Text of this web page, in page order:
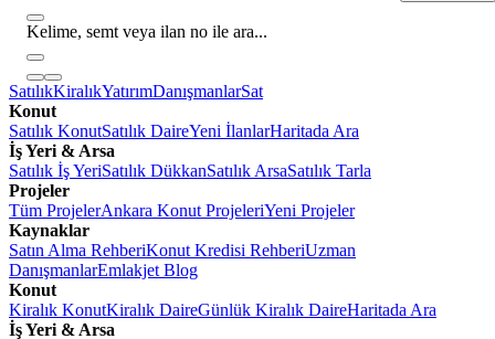
Kelime, semt veya ilan no ile ara...
SatılıkKiralıkYatırımDanışmanlarSat
Konut
Satılık KonutSatılık DaireYeni İlanlarHaritada Ara
İş Yeri & Arsa
Satılık İş YeriSatılık DükkanSatılık ArsaSatılık Tarla
Projeler
Tüm ProjelerAnkara Konut ProjeleriYeni Projeler
Kaynaklar
Satın Alma RehberiKonut Kredisi RehberiUzman
DanışmanlarEmlakjet Blog
Konut
Kiralık KonutKiralık DaireGünlük Kiralık DaireHaritada Ara
İş Yeri & Arsa